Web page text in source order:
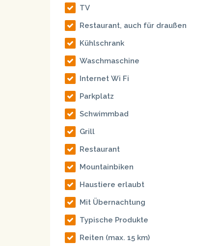
TV
Restaurant, auch für draußen
Kühlschrank
Waschmaschine
Internet Wi Fi
Parkplatz
Schwimmbad
Grill
Restaurant
Mountainbiken
Haustiere erlaubt
Mit Übernachtung
Typische Produkte
Reiten (max. 15 km)